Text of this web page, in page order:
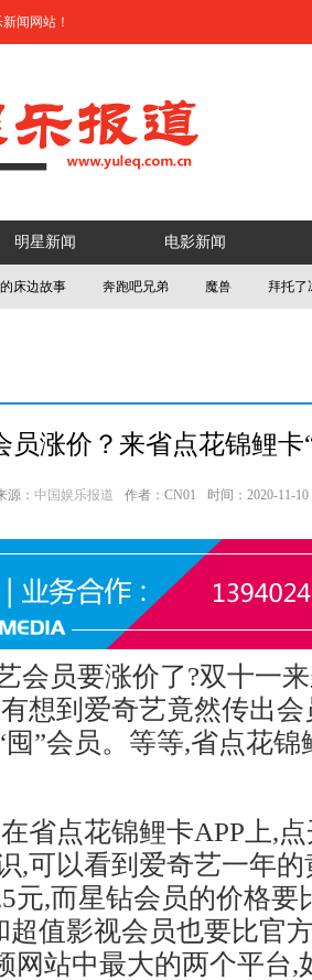
闻网站！
明星新闻 电影新闻
床边故事 奔跑吧兄弟 魔兽 拜托了
员涨价？来省点花锦鲤卡
源： 中国娱乐报道 作者：CN01 时间：2020-11-10
员要涨价了?双十一来
想到爱奇艺竟然传出
”会员。等等,省点花
点花锦鲤卡APP上,点
,可以看到爱奇艺一年
元,而星钻会员的价格要
超值影视会员也要比官
网站中最大的两个平台,